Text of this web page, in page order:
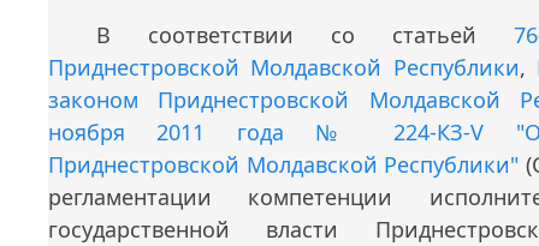
В соответствии со статьей
Приднестровской Молдавской Республики,
законом Приднестровской Молдавской
ноября 2011 года № 224-КЗ-V "О
Приднестровской Молдавской Республики"
регламентации компетенции
государственной власти